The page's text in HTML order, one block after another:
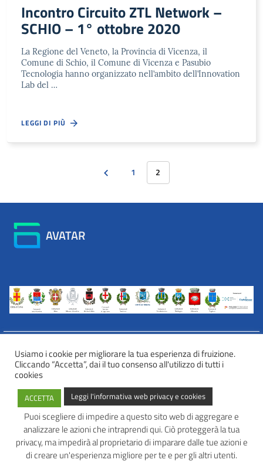
Incontro Circuito ZTL Network –
SCHIO – 1° ottobre 2020
La Regione del Veneto, la Provincia di Vicenza, il
Comune di Schio, il Comune di Vicenza e Pasubio
Tecnologia hanno organizzato nell’ambito dell’Innovation
Lab del …
LEGGI DI PIÙ
1 2
AVATAR
INFORMATIVA WEB PRIVACY E COOKIES
Privacy e cookies
Informazioni sulla privacy
Comunicazioni e modalità trasparenti per l’esercizio dei diritti
dell’interessato
AVATAR – Alleanza Territoriale per Azioni in Rete
Tel: 0445 691 472
Usiamo i cookie per migliorare la tua esperienza di fruizione.
Cliccando “Accetta”, dai il tuo consenso all'utilizzo di tutti i
cookies
ACCETTA Leggi l'informativa web privacy e cookies
Puoi scegliere di impedire a questo sito web di aggregare e
analizzare le azioni che intraprendi qui. Ciò proteggerà la tua
privacy, ma impedirà al proprietario di imparare dalle tue azioni e
di creare un'esperienza migliore per te e per gli altri utenti.